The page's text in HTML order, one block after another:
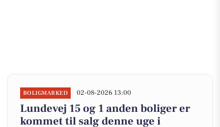
BOLIGMARKED 02-08-2026 13:00
Lundevej 15 og 1 anden boliger er
kommet til salg denne uge i